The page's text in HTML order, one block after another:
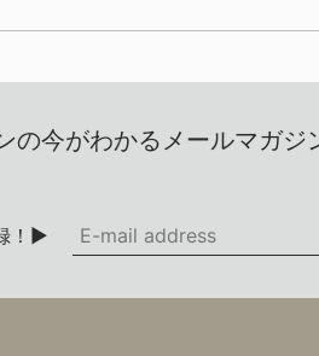
の今がわかるメールマガ
！▶